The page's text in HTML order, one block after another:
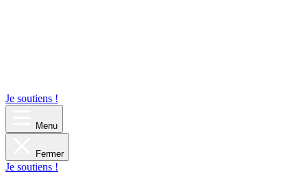
Je soutiens !
Menu
Fermer
Je soutiens !